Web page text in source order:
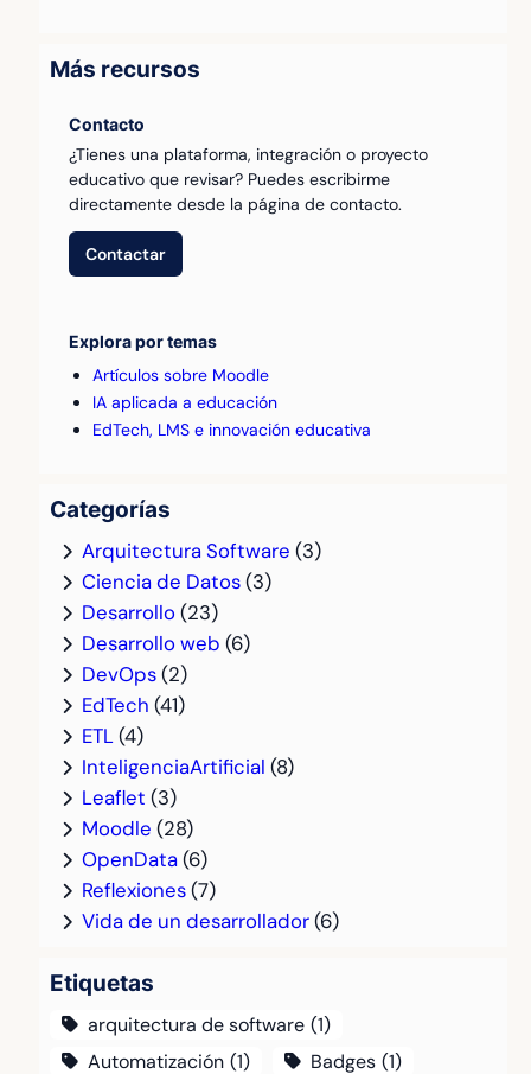
Más recursos
Contacto
¿Tienes una plataforma, integración o proyecto
educativo que revisar? Puedes escribirme
directamente desde la página de contacto.
Contactar
Explora por temas
Artículos sobre Moodle
IA aplicada a educación
EdTech, LMS e innovación educativa
Categorías
Arquitectura Software (3)
Ciencia de Datos(3)
Desarrollo(23)
Desarrollo web (6)
DevOps(2)
EdTech (41)
ETL(4)
InteligenciaArtificial (8)
Leaflet (3)
Moodle (28)
OpenData(6)
Reflexiones(7)
Vida de un desarrollador(6)
Etiquetas
arquitectura de software (1)
Automatización (1) Badges (1)